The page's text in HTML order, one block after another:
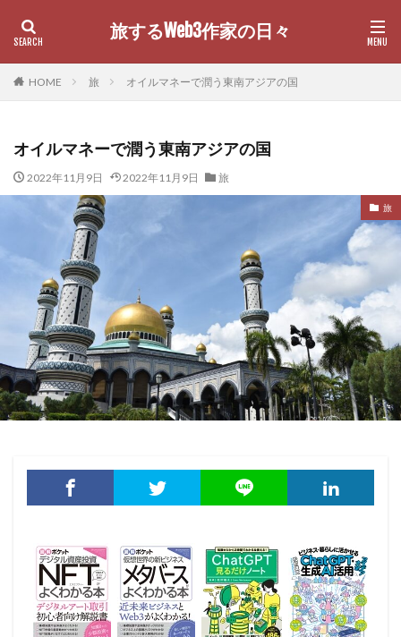
旅するWeb3作家の日々
HOME 旅 オイルマネーで潤う東南アジアの国
オイルマネーで潤う東南アジアの国
2022年11月9日 2022年11月9日 旅
旅
検索